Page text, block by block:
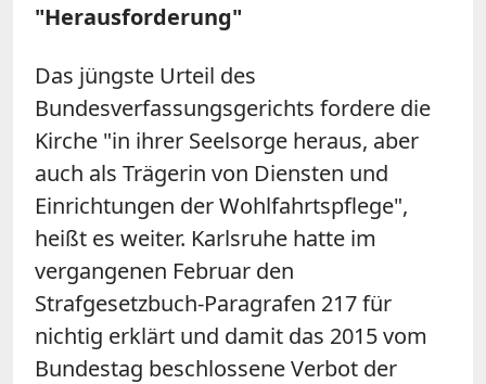
"Herausforderung"
Das jüngste Urteil des
Bundesverfassungsgerichts fordere die
Kirche "in ihrer Seelsorge heraus, aber
auch als Trägerin von Diensten und
Einrichtungen der Wohlfahrtspflege",
heißt es weiter. Karlsruhe hatte im
vergangenen Februar den
Strafgesetzbuch-Paragrafen 217 für
nichtig erklärt und damit das 2015 vom
Bundestag beschlossene Verbot der